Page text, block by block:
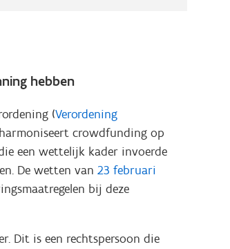
hebben
(Verordening
crowdfunding op
een wettelijk kader invoerde
De wetten van 23 februari
bij deze
Dit is een rechtspersoon die